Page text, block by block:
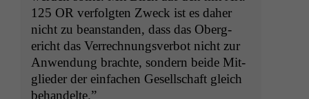
125 OR ver­fol­gten Zweck ist es daher
nicht zu bean­standen, dass das Oberg­
ericht das Ver­rech­nungsver­bot nicht zur
Anwen­dung brachte, son­dern bei­de Mit­
glieder der ein­fachen Gesellschaft gle­ich
behandelte.”